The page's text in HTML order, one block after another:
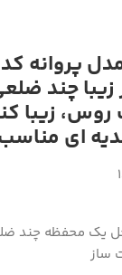
چند
روس، زیبا
ای مناسب
یک محفظه چند
ساز